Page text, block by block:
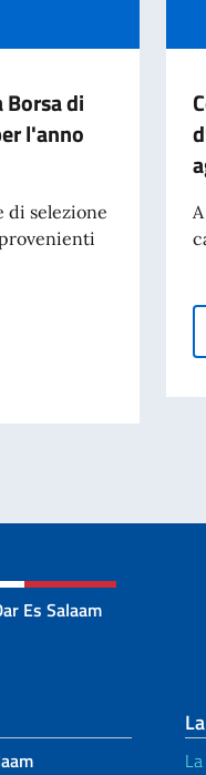
di
l'anno
di selezione
di studio offerte dal
Es Salaam